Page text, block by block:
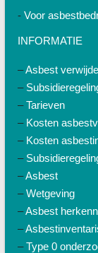
- Voor
INFORMATIE
–Asbest
–
–Tarieven
– Kosten
– Kosten
–
–Asbest
–Wetgeving
–Asbest
–
–Type 0